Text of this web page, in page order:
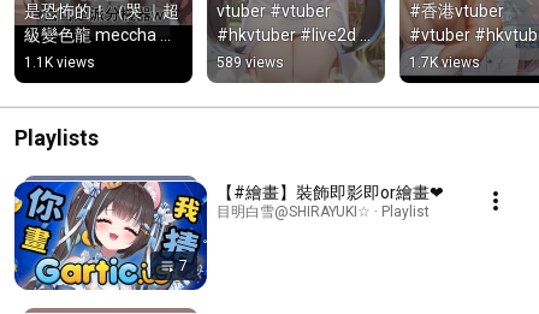
是恐怖的￼！（哭 ｜超
級變色龍 meccha
chameleon #香港
vtuber #vtuber
#hkvtuber #anime #
新人vtuber #深夜雜
談 #個人勢
1.1K views
vtuber #vtuber
#hkvtuber #live2d #
個人勢  #anime
#shorts #新人vtuber
#直式直播 #新人
589 views
#香港vtuber
#vtuber
#live2d #個人勢
#anime #shorts
人vtuber #直式
1.7K views
Playlists
7
【#繪畫】裝飾即影即or繪畫❤
目明白雪@SHIRAYUKI☆ · Playlist